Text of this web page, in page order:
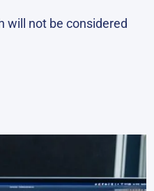
will not be considered